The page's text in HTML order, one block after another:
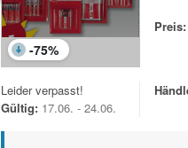
-75%
Preis:
Leider verpasst!
Gültig: 17.06. - 24.06.